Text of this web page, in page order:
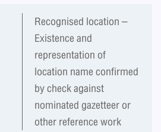
Recognised location –
Existence and
representation of
location name confirmed
by check against
nominated gazetteer or
other reference work